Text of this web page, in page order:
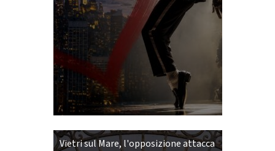
Vietri sul Mare, l'opposizione attacca